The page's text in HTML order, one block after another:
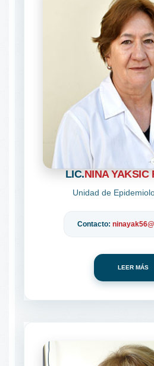
LIC.NINA YAKSIC
Unidad de
Contacto:
LEER MÁS